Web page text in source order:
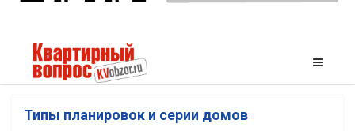
Типы планировок и серии домов